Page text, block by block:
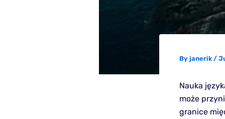
By janerik /
Nauka
może
granice